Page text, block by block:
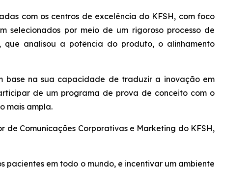
com os centros de excelência do KFSH, com foco
selecionados por meio de um rigoroso processo de
analisou a potência do produto, o alinhamento
base na sua capacidade de traduzir a inovação em
de um programa de prova de conceito com o
mais ampla.
de Comunicações Corporativas e Marketing do KFSH,
pacientes em todo o mundo, e incentivar um ambiente